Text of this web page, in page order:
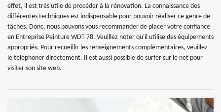
effet, il est très utile de procéder à la rénovation. La connaissance des
différentes techniques est indispensable pour pouvoir réaliser ce genre de
tâches. Donc, nous pouvons vous recommander de placer votre confiance
en Entreprise Peinture WDT 78. Veuillez noter qu'il utilise des équipements
appropriés. Pour recueillir les renseignements complémentaires, veuillez
le téléphoner directement. Il est aussi possible de surfer sur le net pour
visiter son site web.